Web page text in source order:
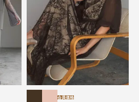
会員価格